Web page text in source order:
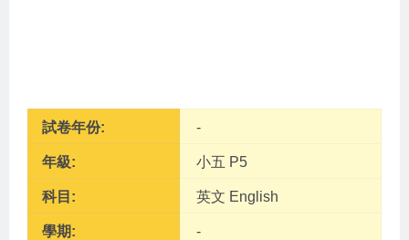
試卷年份: -
年級: 小五 P5
科目: 英文 English
學期: -